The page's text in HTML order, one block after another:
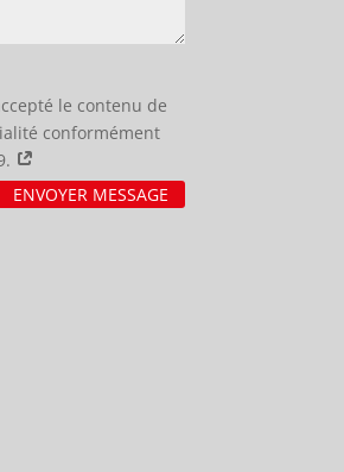
le contenu de
conformément
ENVOYER MESSAGE